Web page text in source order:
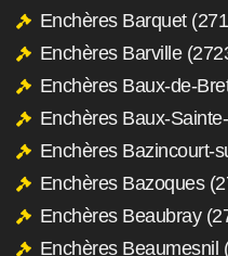
Enchères Barquet
Enchères Barville
Enchères Baux-de-
Enchères Baux-
Enchères Bazincourt-
Enchères Bazoques
Enchères Beaubray
Enchères Beaumesnil